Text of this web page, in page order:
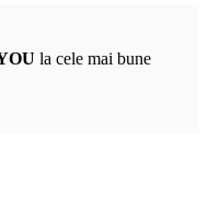
la cele mai bune